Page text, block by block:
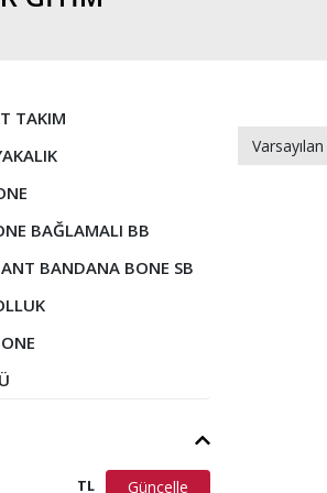
TAKIM
BAĞLAMALI BB
BANDANA BONE SB
TL Güncelle